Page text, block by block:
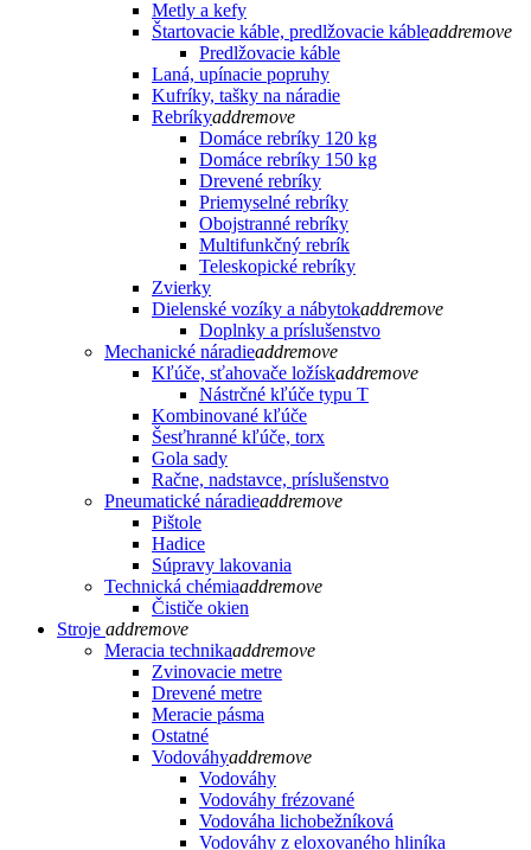
Metly a kefy
Štartovacie káble, predlžovacie kábleaddremove
Predlžovacie káble
Laná, upínacie popruhy
Kufríky, tašky na náradie
Rebríkyaddremove
Domáce rebríky 120 kg
Domáce rebríky 150 kg
Drevené rebríky
Priemyselné rebríky
Obojstranné rebríky
Multifunkčný rebrík
Teleskopické rebríky
Zvierky
Dielenské vozíky a nábytokaddremove
Doplnky a príslušenstvo
Mechanické náradieaddremove
Kľúče, sťahovače ložískaddremove
Nástrčné kľúče typu T
Kombinované kľúče
Šesťhranné kľúče, torx
Gola sady
Račne, nadstavce, príslušenstvo
Pneumatické náradieaddremove
Pištole
Hadice
Súpravy lakovania
Technická chémiaaddremove
Čističe okien
Stroje addremove
Meracia technikaaddremove
Zvinovacie metre
Drevené metre
Meracie pásma
Ostatné
Vodováhyaddremove
Vodováhy
Vodováhy frézované
Vodováha lichobežníková
Vodováhy z eloxovaného hliníka